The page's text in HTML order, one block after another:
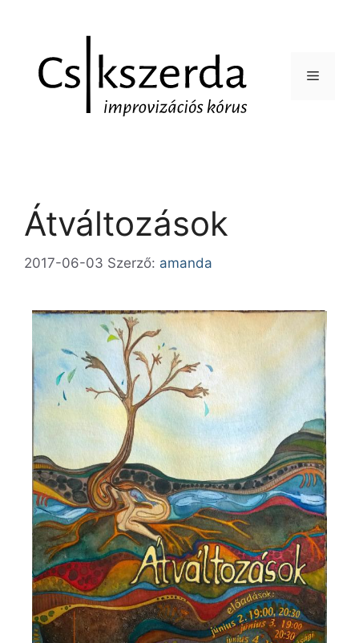
Átváltozások
2017-06-03 Szerző: amanda